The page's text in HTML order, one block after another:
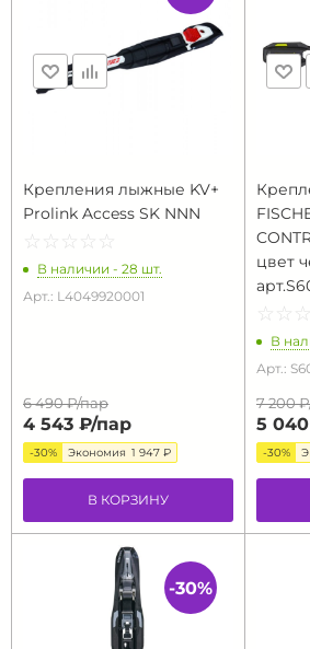
Крепления лыжные KV+
Prolink Access SK NNN
☆ ☆ ☆ ☆ ☆
★ ★ ★ ★ ★
В наличии - 28 шт.
Арт.: L4049920001
6 490 ₽/пар
4 543 ₽/пар
-30% Экономия 1 947 ₽
В КОРЗИНУ
цвет
☆ ☆ ☆
★ ★ ★
В
Арт.:
7 200
5
-30%
-30%